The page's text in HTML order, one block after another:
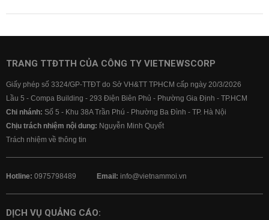
TRANG TTĐTTH CỦA CÔNG TY VIETNEWSCORP
Giấy phép số 3324/GP-TTĐT do Sở VH&TT TPHCM cấp ngày 20/3/2026
Lầu 5 - Compa Building - 293 Điện Biên Phủ - Phường Gia Định - TP.HCM
Chi nhánh: Số 5 - Khu 38A Trần Phú - Phường Ba Đình - TP. Hà Nội
Chịu trách nhiệm nội dung: Nguyễn Minh Quyết
Trách nhiệm về thông tin
Hotline: 0975798489 Email: info@vietnammoi.vn
DỊCH VỤ QUẢNG CÁO: